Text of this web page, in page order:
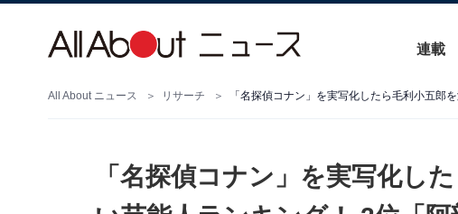
連載
All About ニュース リサーチ
「名探偵コナン」を実写化し